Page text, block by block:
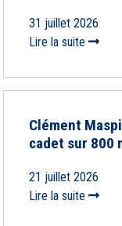
31 juillet 2026
Lire la suite
Clément
cadet sur 800
21 juillet 2026
Lire la suite